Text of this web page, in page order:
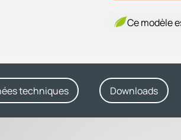
Ce modèle
techniques Downloads